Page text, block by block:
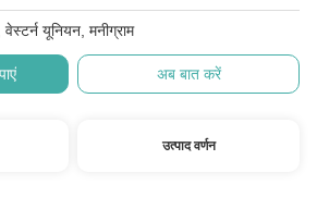
वेस्टर्न यूनियन, मनीग्राम
अब बात करें
उत्पाद वर्णन